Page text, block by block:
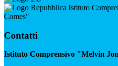
Istituto
Comes"
Contatti
Istituto Comprensivo "Melvin